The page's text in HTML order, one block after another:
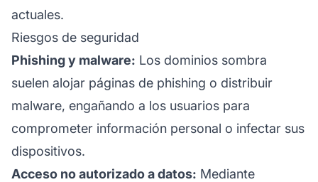
actuales.
Riesgos de seguridad
Phishing y malware: Los dominios sombra
suelen alojar páginas de phishing o distribuir
malware, engañando a los usuarios para
comprometer información personal o infectar sus
dispositivos.
Acceso no autorizado a datos: Mediante